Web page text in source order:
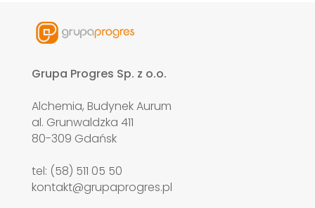
Grupa Progres Sp. z o.o.
Alchemia, Budynek Aurum
al. Grunwaldzka 411
80-309 Gdańsk
tel: (58) 511 05 50
kontakt@grupaprogres.pl